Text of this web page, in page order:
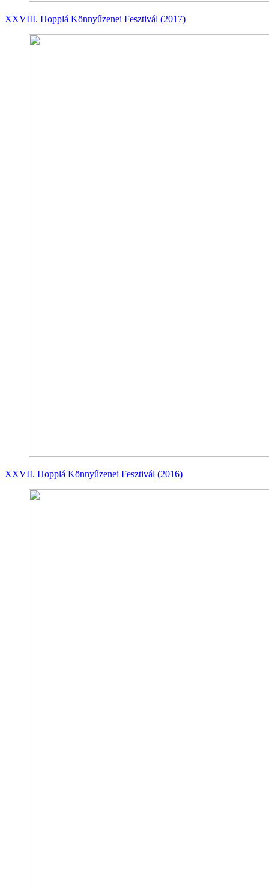
XXVIII. Hopplá Könnyűzenei Fesztivál (2017)
XXVII. Hopplá Könnyűzenei Fesztivál (2016)